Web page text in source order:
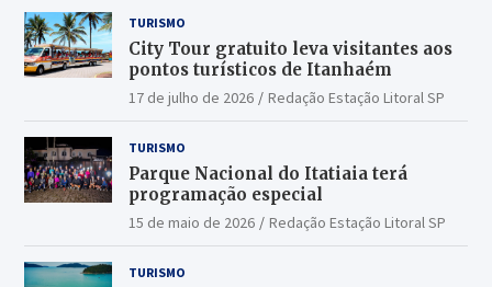
TURISMO
City Tour gratuito leva visitantes aos
pontos turísticos de Itanhaém
17 de julho de 2026 Redação Estação Litoral SP
TURISMO
Parque Nacional do Itatiaia terá
programação especial
15 de maio de 2026 Redação Estação Litoral SP
TURISMO